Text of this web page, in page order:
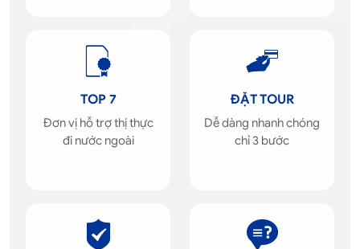
TOP 7
Đơn vị hỗ trợ thị thực
đi nước ngoài
ĐẶT TOUR
Dễ dàng nhanh chóng
chỉ 3 bước